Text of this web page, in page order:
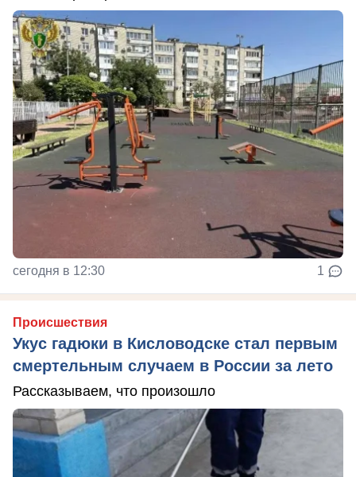
сегодня в 12:30 1
Происшествия
Укус гадюки в Кисловодске стал первым
смертельным случаем в России за лето
Рассказываем, что произошло